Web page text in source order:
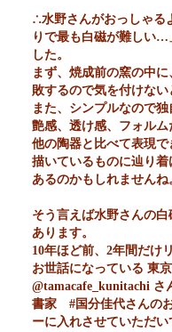
∴水野さんがおっしゃる
りで最も白磁が難しい…
した。
まず、焼成前の窯の中
敗するので気を付けない
また、シンプルなので
艶感、透け感、フォルム
他の陶器と比べて表現
描いているものに辿り
あるのかもしれませんね
そう言えば水野さんの
あります。
10年ほど前、2年間だけ
お世話になっている 東
@tamacafe_kunitachi さ
書家 #国分佳代さんの
ーに入れさせていただ